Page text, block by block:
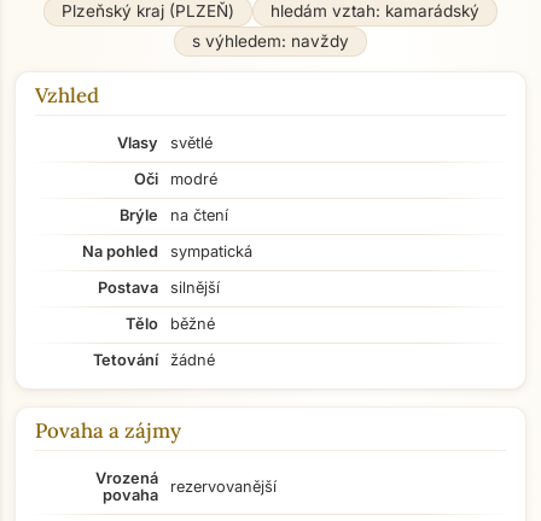
Plzeňský kraj (PLZEŇ)
hledám vztah: kamarádský
s výhledem: navždy
Vzhled
Vlasy
světlé
Oči
modré
Brýle
na čtení
Na pohled
sympatická
Postava
silnější
Tělo
běžné
Tetování
žádné
Povaha a zájmy
Vrozená
povaha
rezervovanější